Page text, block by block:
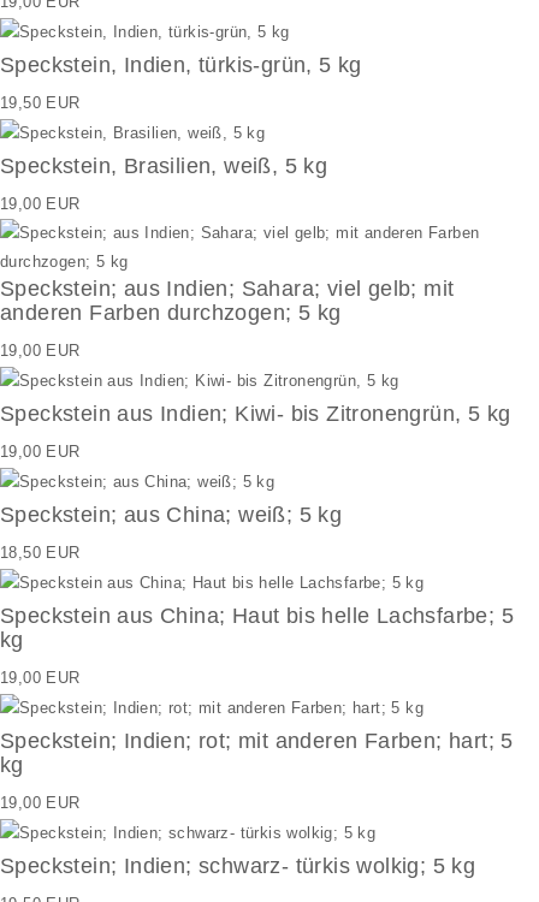
Speckstein, Indien, türkis-grün, 5 kg
19,50 EUR
Speckstein, Brasilien, weiß, 5 kg
19,00 EUR
Speckstein; aus Indien; Sahara; viel gelb; mit
anderen Farben durchzogen; 5 kg
19,00 EUR
Speckstein aus Indien; Kiwi- bis Zitronengrün, 5 kg
19,00 EUR
Speckstein; aus China; weiß; 5 kg
18,50 EUR
Speckstein aus China; Haut bis helle Lachsfarbe; 5
kg
19,00 EUR
Speckstein; Indien; rot; mit anderen Farben; hart; 5
kg
19,00 EUR
Speckstein; Indien; schwarz- türkis wolkig; 5 kg